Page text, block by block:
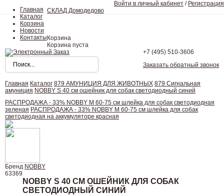
Главная
Каталог
Корзина
Новости
Контакты
Войти в личный кабинет / Регистрация
СКЛАД Домодедово
Корзина
Корзина пуста
+7 (495) 510-3606
Заказать обратный звонок
Главная Каталог 879 АМУНИЦИЯ ДЛЯ ЖИВОТНЫХ 879 Сигнальная
амуниция NOBBY S 40 см ошейник для собак светодиодный синий
РАСПРОДАЖА - 33% NOBBY M 60-75 см шлейка для собак светодиодная
зеленая РАСПРОДАЖА - 33% NOBBY M 60-75 см шлейка для собак
светодиодная на аккумуляторе красная
Бренд NOBBY
63369
NOBBY S 40 СМ ОШЕЙНИК ДЛЯ СОБАК
СВЕТОДИОДНЫЙ СИНИЙ